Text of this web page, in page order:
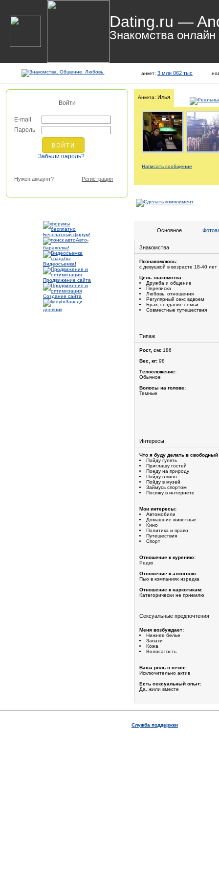
Dating.ru —
Знакомства онлайн
анкет: 3 млн 062 тыс
Войти
E-mail
Пароль
Забыли пароль?
Нужен аккаунт? Регистрация
Бесплатный форум!
Авто-
барахолка!
Видеосъемка!
Продвижение сайта
Создание сайта
Заведи
дневник
Анкета: Илья
Написать сообщение
Основное
Знакомства
Познакомлюсь:
с девушкой в возрасте 18-40 лет
Цель знакомства:
Дружба и общение
Переписка
Любовь, отношения
Регулярный секс вдвоем
Брак, создание семьи
Совместные путешествия
Типаж
Рост, см: 186
Вес, кг: 98
Телосложение:
Обычное
Волосы на голове:
Темные
Интересы
Что я буду делать в свободный
Пойду гулять
Приглашу гостей
Поеду на природу
Пойду в кино
Пойду в музей
Займусь спортом
Посижу в интернете
Мои интересы:
Автомобили
Домашние животные
Кино
Политика и право
Путешествия
Спорт
Отношение к курению:
Редко
Отношение к алкоголю:
Пью в компаниях изредка
Отношение к наркотикам:
Категорически не приемлю
Сексуальные предпочтения
Меня возбуждает:
Нижнее белье
Запахи
Кожа
Волосатость
Ваша роль в сексе:
Исключительно актив
Есть сексуальный опыт:
Да, жили вместе
Служба поддержки